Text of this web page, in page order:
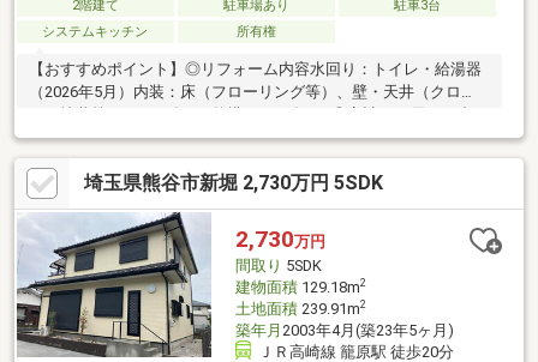
2階建て 駐車場あり
駐車3台
システムキッチン
所有権
【おすすめポイント】◎リフォーム内容水回り：トイレ・給湯器
（2026年5月）内装：床（フローリング等）、壁・天井（クロ
ネ給湯器・複層ガラス光熱費の節約に◎◎JR高崎線「籠原駅」ま
で徒歩13分通勤・通学に便利な立地■【0120-82-3388】へお気軽
にお問い合わせください■■【ララハウス 太田】で検索♪ 最
新情報を毎日更新中です！ 弊社ホームページをご利用くださ
いませ☆☆
埼玉県熊谷市新堀 2,730万円 5SDK
2,730万円
間取り 5SDK
建物面積129.18m2
土地面積239.91m2
築年月 2003年4月(築23年5ヶ月)
ＪＲ高崎線 籠原駅 徒歩20分